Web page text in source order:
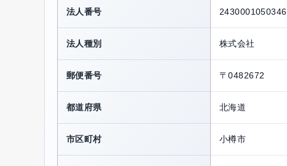
法人番号 2430001050346
法人種別 株式会社
郵便番号 〒0482672
都道府県 北海道
市区町村 小樽市